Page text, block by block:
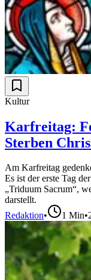
Kultur
Karfreitag:
Sterben
Am Karfreitag
Es ist der erste Tag
„Triduum Sacrum“,
darstellt.
Redaktion• 1 Min•